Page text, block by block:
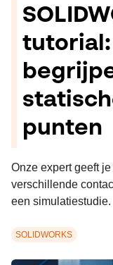
punten
Onze expert geeft
verschillende
een simulatiestudie.
SOLIDWORKS